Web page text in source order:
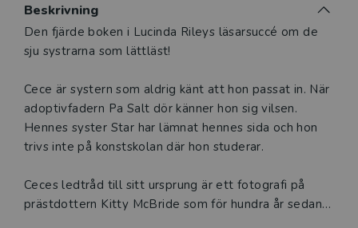
Beskrivning
Beskrivning
Den fjärde boken i Lucinda Rileys läsarsuccé om de
sju systrarna som lättläst!
Cece är systern som aldrig känt att hon passat in. När
adoptivfadern Pa Salt dör känner hon sig vilsen.
Hennes syster Star har lämnat hennes sida och hon
trivs inte på konstskolan där hon studerar.
Ceces ledtråd till sitt ursprung är ett fotografi på
prästdottern Kitty McBride som för hundra år sedan